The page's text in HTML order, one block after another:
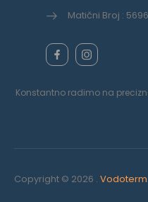
Matični Broj :
Konstantno radimo na
Copyright © 2026 . Vodoterm